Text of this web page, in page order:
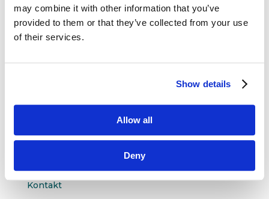
may combine it with other information that you’ve
provided to them or that they’ve collected from your use
of their services.
Show details
Allow all
Deny
Dane kontaktowe
questus
Kontakt